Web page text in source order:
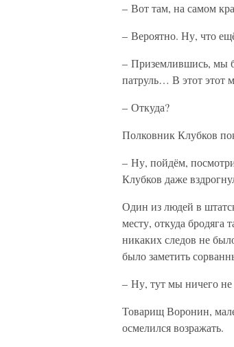
– Вот там, на самом
– Вероятно. Ну, что
– Приземлившись, мы
патруль… В этот этот
– Откуда?
Полковник Клубков
– Ну, пойдём,
Клубков даже
Один из людей в
месту, откуда
никаких следов не
было заметить
– Ну, тут мы ничего
Товарищ Воронин,
осмелился возражать.